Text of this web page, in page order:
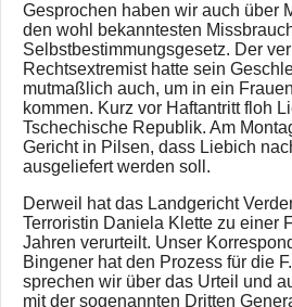
Gesprochen haben wir auch über
den wohl bekanntesten
Selbstbestimmungsgesetz. Der
Rechtsextremist hatte sein
mutmaßlich auch, um in ein
kommen. Kurz vor Haftantritt floh
Tschechische Republik. Am
Gericht in Pilsen, dass Liebich
ausgeliefert werden soll.
Derweil hat das Landgericht
Terroristin Daniela Klette zu einer
Jahren verurteilt. Unser
Bingener hat den Prozess für die
sprechen wir über das Urteil und
mit der sogenannten Dritten